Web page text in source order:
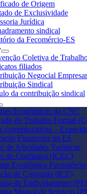
de Origem
de Exclusividade
Jurídica
sindical
da Fecomércio-ES
Coletiva de
filiados
Negocial
Sindical
da contribuição sindical
Econômicas da CNC
de Trabalho Formal
comemorativas –
Financeira no ES
de Atividades Turísticas
de Confiança (ICEC)
Econômico Fecomércio
de Consumo (ICF)
de Endividamento
Mensal de Serviços